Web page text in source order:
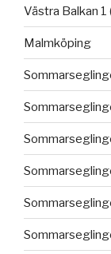
Västra Balkan
Malmköping